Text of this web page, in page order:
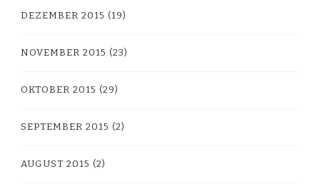
DEZEMBER 2015 (19)
NOVEMBER 2015 (23)
OKTOBER 2015 (29)
SEPTEMBER 2015 (2)
AUGUST 2015 (2)